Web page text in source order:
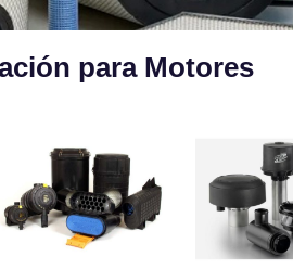
para Motores